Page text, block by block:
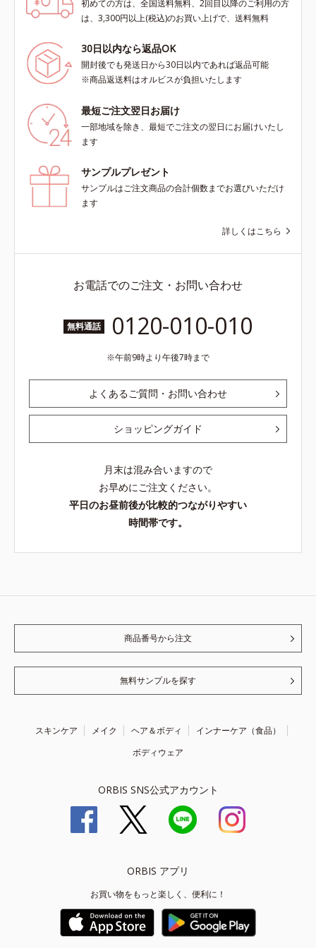
初めての方は、全国送料無料、2回目以降のご利用の方
は、3,300円以上(税込)のお買い上げで、送料無料
30日以内なら返品OK
開封後でも発送日から30日以内であれば返品可能
※商品返送料はオルビスが負担いたします
最短ご注文翌日お届け
一部地域を除き、最短でご注文の翌日にお届けいたし
ます
サンプルプレゼント
サンプルはご注文商品の合計個数までお選びいただけ
ます
詳しくはこちら
お電話でのご注文・お問い合わせ
無料通話 0120-010-010
午前9時より午後7時まで
よくあるご質問・お問い合わせ
ショッピングガイド
月末は混み合いますので
お早めにご注文ください。
平日のお昼前後が比較的つながりやすい
時間帯です。
商品番号から注文
無料サンプルを探す
スキンケア メイク ヘア＆ボディ
インナーケア（食品）
ボディウェア
ORBIS SNS公式アカウント
ORBIS アプリ
お買い物をもっと楽しく、便利に！